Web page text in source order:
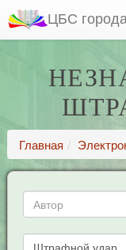
ЦБС
Главная